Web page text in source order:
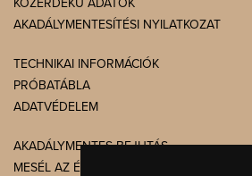
AKADÁLYMENTESÍTÉSI NYILATKOZAT
TECHNIKAI INFORMÁCIÓK
PRÓBATÁBLA
ADATVÉDELEM
AKADÁLYMENTES BEJUTÁS
MESÉL AZ ÉPÜLET